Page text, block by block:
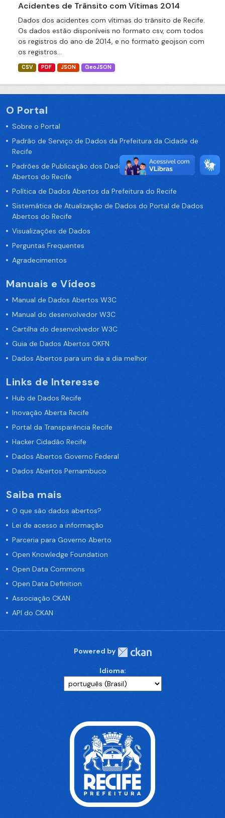
Acidentes de Trânsito com Vítimas 2014
Dados dos acidentes com vítimas do trânsito de Recife.
Os dados estão disponíveis no formato csv, com todos
os registros do ano de 2014, e no formato geojson com
os registros...
CSV PDF JSON GeoJSON
O Portal
Sobre o Portal
Padrão de Serviço de Dados da Prefeitura da Cidade de
Recife
Padrões de Publicação dos Dados no Portal de Dados
Abertos do Recife
Política de Dados Abertos da Prefeitura do Recife
Sistemática de Atualização de Dados do Portal de Dados
Abertos do Recife
Visualizações de Dados
Perguntas Frequentes
Agradecimentos
Manuais e Vídeos
Manual de Dados Abertos W3C
Manual do desenvolvedor W3C
Cartilha do desenvolvedor W3C
Guia de Dados Abertos OKFN
Dados Abertos para um dia a dia melhor
Links de Interesse
Hub de Dados Recife
Inovação Aberta Recife
Portal da Transparência Recife
Hacker Cidadão Recife
Dados Abertos Governo Federal
Dados Abertos Pernambuco
Saiba mais
O que são dados abertos?
Lei de acesso a informação
Parceria para Governo Aberto
Open Knowledge Foundation
Open Data Commons
Open Data Definition
Associação CKAN
API do CKAN
Powered by
Idioma